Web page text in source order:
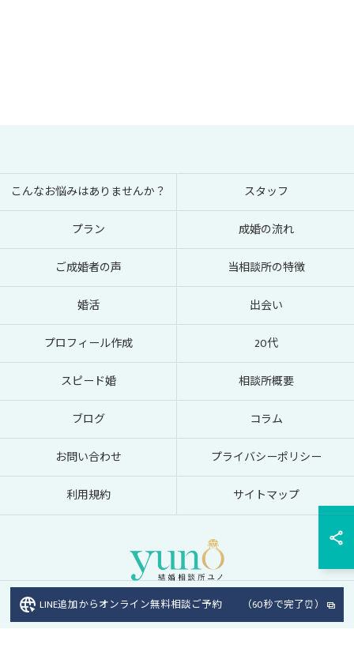
LINE追加からオンライン無料相談ご予約 （60秒で完了⏰）
こんなお悩みはありませんか？ スタッフ
プラン 成婚の流れ
ご成婚者の声 当相談所の特徴
婚活 出会い
プロフィール作成 20代
スピード婚 相談所概要
ブログ コラム
お問い合わせ プライバシーポリシー
利用規約 サイトマップ
© 2026 オンラインの結婚相談所なら結婚相談所ユノ ALL RIGHTS RESERVED.